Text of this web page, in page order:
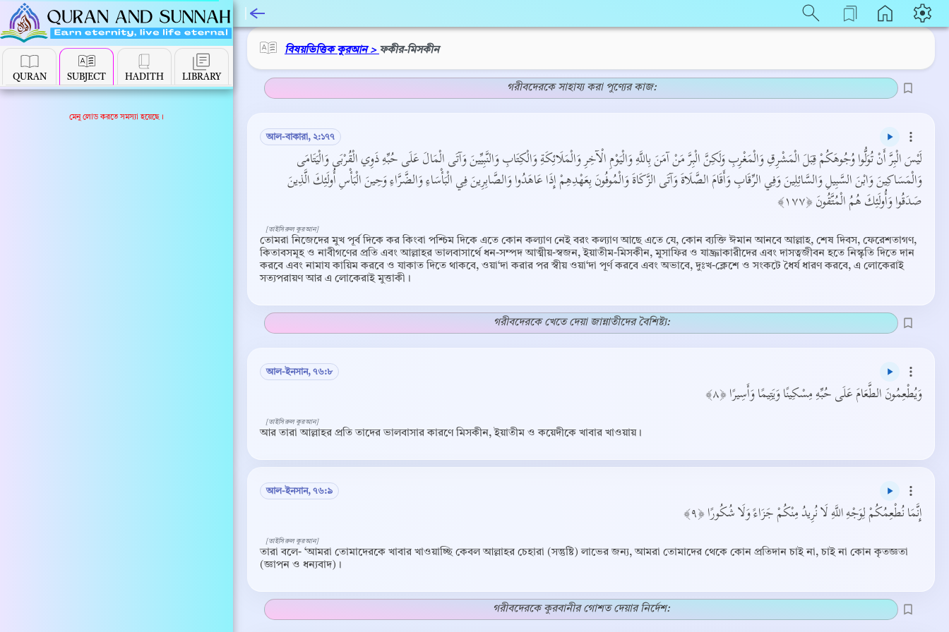
QURAN SUBJECT HADITH LIBRARY
মেনু লোড করতে সমস্যা হয়েছে।
বিষয়ভিত্তিক কুরআন > ফকীর-মিসকীন
গরীবদেরকে সাহায্য করা পুণ্যের কাজ:
আল-বাকারা, ২:১৭৭
لَيْسَ الْبِرَّ أَنْ تُوَلُّوا وُجُوهَكُمْ قِبَلَ الْمَشْرِقِ وَالْمَغْرِبِ وَلَكِنَّ الْبِرَّ مَنْ آمَنَ بِاللَّهِ وَالْيَوْمِ الْآخِرِ وَالْمَلَائِكَةِ وَالْكِتَابِ وَالنَّبِيِّينَ وَآتَى الْمَالَ عَلَى حُبِّهِ ذَوِي الْقُرْبَى وَالْيَتَامَى
وَالْمَسَاكِينَ وَابْنَ السَّبِيلِ وَالسَّائِلِينَ وَفِي الرِّقَابِ وَأَقَامَ الصَّلَاةَ وَآتَى الزَّكَاةَ وَالْمُوفُونَ بِعَهْدِهِمْ إِذَا عَاهَدُوا وَالصَّابِرِينَ فِي الْبَأْسَاءِ وَالضَّرَّاءِ وَحِينَ الْبَأْسِ أُولَئِكَ الَّذِينَ
صَدَقُوا وَأُولَئِكَ هُمُ الْمُتَّقُونَ ﴿١٧٧﴾
তোমরা নিজেদের মুখ পূর্ব দিকে কর কিংবা পশ্চিম দিকে এতে কোন কল্যাণ নেই বরং কল্যাণ আছে এতে যে, কোন ব্যক্তি ঈমান আনবে আল্লাহ, শেষ দিবস, ফেরেশতাগণ,
কিতাবসমূহ ও নাবীগণের প্রতি এবং আল্লাহর ভালবাসার্থে ধন-সম্পদ আত্মীয়-স্বজন, ইয়াতীম-মিসকীন, মুসাফির ও যাচ্ঞাকারীদের এবং দাসত্বজীবন হতে নিস্কৃতি দিতে দান
করবে এবং নামায কায়িম করবে ও যাকাত দিতে থাকবে, ওয়া‘দা করার পর স্বীয় ওয়া‘দা পূর্ণ করবে এবং অভাবে, দুঃখ-ক্লেশে ও সংকটে ধৈর্য ধারণ করবে, এ লোকেরাই
সত্যপরায়ণ আর এ লোকেরাই মুত্তাকী।
[তাইসিরুল কুরআন]
গরীবদেরকে খেতে দেয়া জান্নাতীদের বৈশিষ্ট্য:
আল-ইনসান, ৭৬:৮
وَيُطْعِمُونَ الطَّعَامَ عَلَى حُبِّهِ مِسْكِينًا وَيَتِيمًا وَأَسِيرًا ﴿٨﴾
আর তারা আল্লাহর প্রতি তাদের ভালবাসার কারণে মিসকীন, ইয়াতীম ও কয়েদীকে খাবার খাওয়ায়।
[তাইসিরুল কুরআন]
আল-ইনসান, ৭৬:৯
إِنَّمَا نُطْعِمُكُمْ لِوَجْهِ اللَّهِ لَا نُرِيدُ مِنْكُمْ جَزَاءً وَلَا شُكُورًا ﴿٩﴾
তারা বলে- ‘আমরা তোমাদেরকে খাবার খাওয়াচ্ছি কেবল আল্লাহর চেহারা (সন্তুষ্টি) লাভের জন্য, আমরা তোমাদের থেকে কোন প্রতিদান চাই না, চাই না কোন কৃতজ্ঞতা
(জ্ঞাপন ও ধন্যবাদ)।
[তাইসিরুল কুরআন]
গরীবদেরকে কুরবানীর গোশত দেয়ার নির্দেশ:
Copy